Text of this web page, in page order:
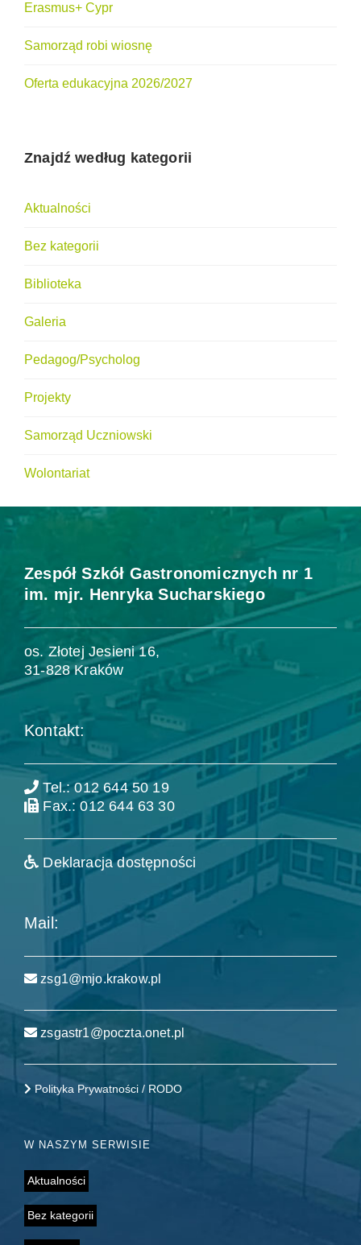
Erasmus+ Cypr
Samorząd robi wiosnę
Oferta edukacyjna 2026/2027
Znajdź według kategorii
Aktualności
Bez kategorii
Biblioteka
Galeria
Pedagog/Psycholog
Projekty
Samorząd Uczniowski
Wolontariat
Zespół Szkół Gastronomicznych nr 1
im. mjr. Henryka Sucharskiego
os. Złotej Jesieni 16,
31-828 Kraków
Kontakt:
Tel.: 012 644 50 19
Fax.: 012 644 63 30
Deklaracja dostępności
Mail:
zsg1@mjo.krakow.pl
zsgastr1@poczta.onet.pl
Polityka Prywatności / RODO
W NASZYM SERWISIE
Aktualności
Bez kategorii